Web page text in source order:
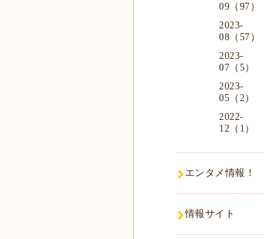
09（97）
2023-
08（57）
2023-
07（5）
2023-
05（2）
2022-
12（1）
エンタメ情報！
情報サイト